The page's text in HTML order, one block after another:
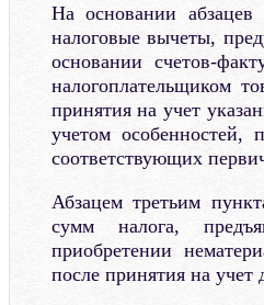
На основании
налоговые вычеты,
основании счетов-
налогоплательщиком
принятия на учет
учетом особенностей,
соответствующих
Абзацем третьим
сумм налога,
приобретении
после принятия на